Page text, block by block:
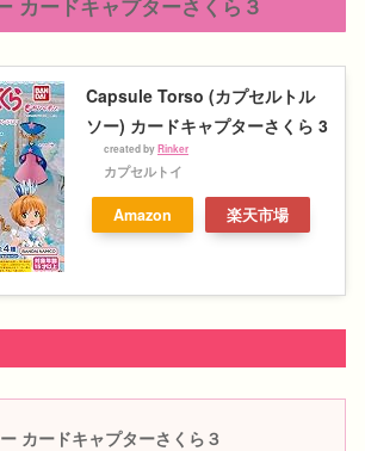
カードキャプターさくら３
Capsule Torso (カプセルトル
ソー) カードキャプターさくら 3
created byRinker
カプセルトイ
Amazon 楽天市場
カードキャプターさくら３